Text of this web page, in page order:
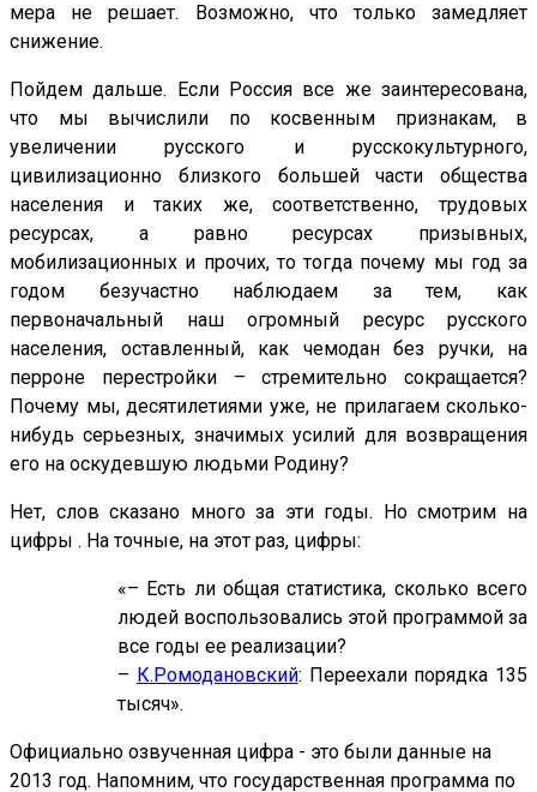
мера не решает. Возможно, что только замедляет
снижение.
Пойдем дальше. Если Россия все же заинтересована,
что мы вычислили по косвенным признакам, в
увеличении русского и русскокультурного,
цивилизационно близкого большей части общества
населения и таких же, соответственно, трудовых
ресурсах, а равно ресурсах призывных,
мобилизационных и прочих, то тогда почему мы год за
годом безучастно наблюдаем за тем, как
первоначальный наш огромный ресурс русского
населения, оставленный, как чемодан без ручки, на
перроне перестройки – стремительно сокращается?
Почему мы, десятилетиями уже, не прилагаем сколько-
нибудь серьезных, значимых усилий для возвращения
его на оскудевшую людьми Родину?
Нет, слов сказано много за эти годы. Но смотрим на
цифры . На точные, на этот раз, цифры:
«– Есть ли общая статистика, сколько всего
людей воспользовались этой программой за
все годы ее реализации?
– К.Ромодановский: Переехали порядка 135
тысяч».
Официально озвученная цифра - это были данные на
2013 год. Напомним, что государственная программа по